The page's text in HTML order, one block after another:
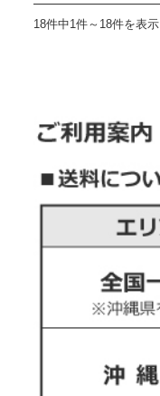
18件中1件～18件を表示